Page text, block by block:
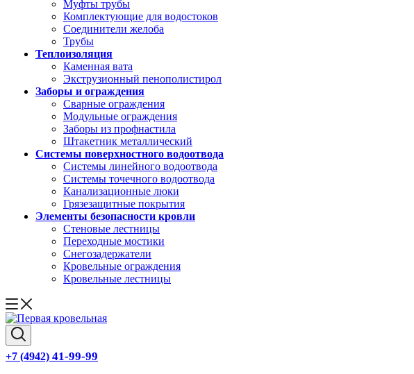
Муфты трубы
Комплектующие для водостоков
Соединители желоба
Трубы
Теплоизоляция
Каменная вата
Экструзионный пенополистирол
Заборы и ограждения
Сварные ограждения
Модульные ограждения
Заборы из профнастила
Штакетник металлический
Системы поверхностного водоотвода
Системы линейного водоотвода
Системы точечного водоотвода
Канализационные люки
Грязезащитные покрытия
Элементы безопасности кровли
Стеновые лестницы
Переходные мостики
Снегозадержатели
Кровельные ограждения
Кровельные лестницы
+7 (4942) 41-99-99